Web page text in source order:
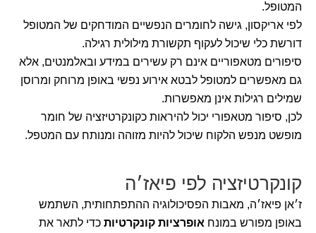
המטופל.
לפי אריקסון, גישה לחומרים הנפשיים המודחקים של המטופל
דורשת כלי שיכול לעקוף תקשורת מילולית רגילה.
סיפורים מטאפוריים אינם רק עשירים במידע ובאלמנטים, אלא
גם מאפשרים למטופל לבטא אירוע נפשי באופן מרוחק ומרוסן
שמילים רגילות אינן מאפשרות.
לכן, סיפור מטאפורי יכול להיראות כקונקרטיזציה של חומר
מופשט מנפש הלקוח שיכול להיות מזוהה ומנותח עם המטפל.
קונקרטיזציה לפי פיאז׳ה
ז׳אן פיאז׳ה, מאבות הפסיכולוגיה ההתפתחותית, השתמש
באופן מפורש במונח אופרציות קונקרטיות כדי לתאר את